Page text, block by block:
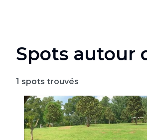
Spots autour
1 spots trouvés